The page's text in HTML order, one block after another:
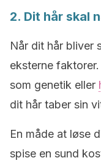
2. Dit hår skal
Når dit hår bliver
eksterne
som genetik eller
dit hår taber sin
En måde at løse
spise en sund